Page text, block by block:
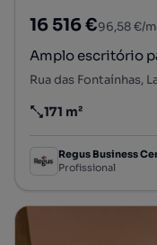
16 516 €96,58 €/
Amplo escritório
Preço por metro
171 m²
Regus Business
Profissional